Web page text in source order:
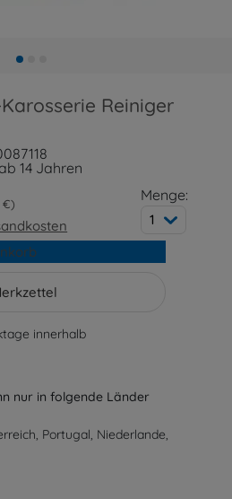
Reiniger
14 Jahren
€ Menge:
1
innerhalb
nur in folgende Länder
Portugal, Niederlande,